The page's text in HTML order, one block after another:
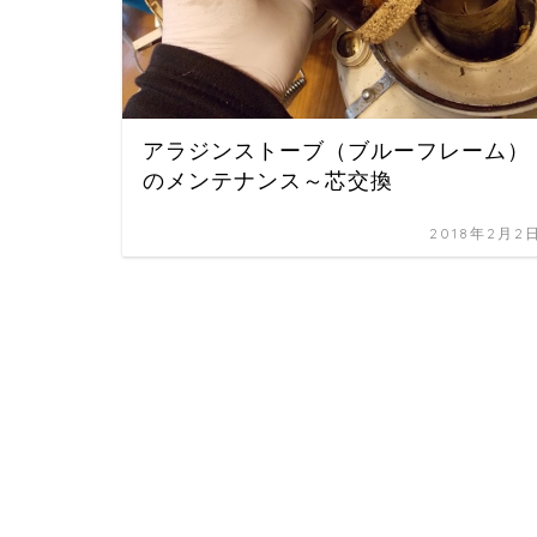
アラジンストーブ（ブルーフレーム）
のメンテナンス～芯交換
2018年2月2